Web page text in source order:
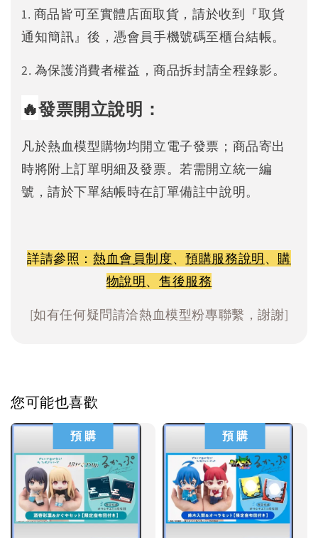
1. 商品皆可至實體店面取貨，請於收到『取貨
通知簡訊』後，憑會員手機號碼至櫃台結帳。
2. 為保護消費者權益，商品拆封請全程錄影。
🔥發票開立說明：
凡於熱血模型購物均開立電子發票；商品寄出
時將附上訂單明細及發票。若需開立統一編
號，請於下單結帳時在訂單備註中說明。
詳請參照： 熱血會員制度、預購服務說明、 購
物說明、 售後服務
[如有任何疑問請洽熱血模型粉專聯繫，謝謝]
您可能也喜歡
預 購 預 購